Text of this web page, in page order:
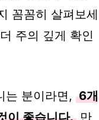
꼼꼼히 살펴보세
주의 깊게 확인
는 분이라면, 6개
이 좋습니다. 만